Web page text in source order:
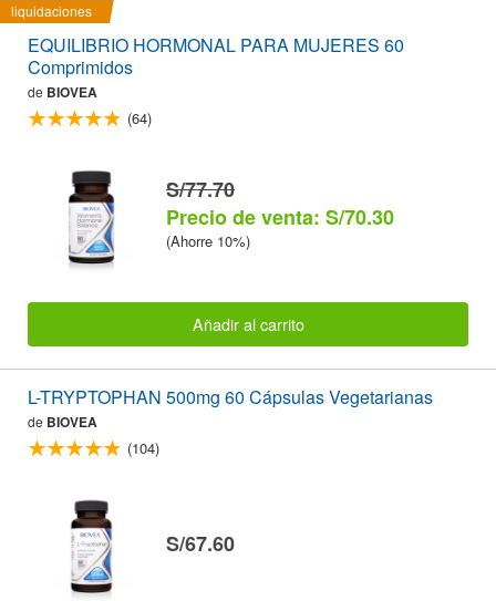
liquidaciones
EQUILIBRIO HORMONAL PARA MUJERES 60
Comprimidos
de BIOVEA
(64)
S/77.70
Precio de venta: S/70.30
(Ahorre 10%)
Añadir al carrito
L-TRYPTOPHAN 500mg 60 Cápsulas Vegetarianas
de BIOVEA
(104)
S/67.60